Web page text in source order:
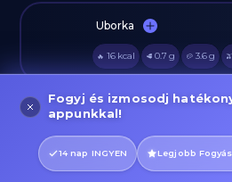
Uborka
🔥 16 kcal 🥩 0.7 g 🥔 3.6g 🫒
Kígyóuborka
kcal 🥩
Fogyj és izmosodj
appunkkal!
14 nap INGYEN Legjobb